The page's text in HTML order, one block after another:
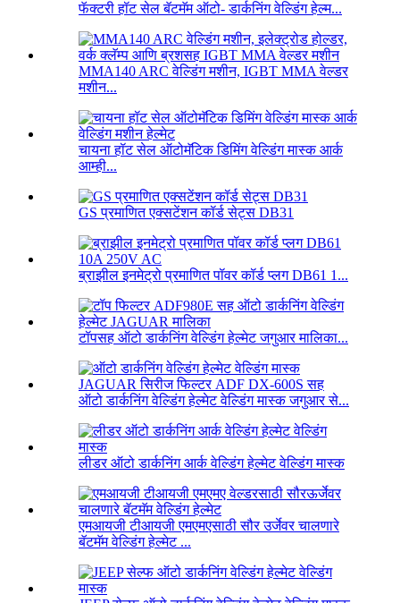
फॅक्टरी हॉट सेल बॅटमॅम ऑटो- डार्कनिंग वेल्डिंग हेल्म...
MMA140 ARC वेल्डिंग मशीन, IGBT MMA वेल्डर
मशीन...
चायना हॉट सेल ऑटोमॅटिक डिमिंग वेल्डिंग मास्क आर्क
आम्ही...
GS प्रमाणित एक्सटेंशन कॉर्ड सेट्स DB31
ब्राझील इनमेट्रो प्रमाणित पॉवर कॉर्ड प्लग DB61 1...
टॉपसह ऑटो डार्कनिंग वेल्डिंग हेल्मेट जगुआर मालिका...
ऑटो डार्कनिंग वेल्डिंग हेल्मेट वेल्डिंग मास्क जगुआर से...
लीडर ऑटो डार्कनिंग आर्क वेल्डिंग हेल्मेट वेल्डिंग मास्क
एमआयजी टीआयजी एमएमएसाठी सौर उर्जेवर चालणारे
बॅटमॅम वेल्डिंग हेल्मेट ...